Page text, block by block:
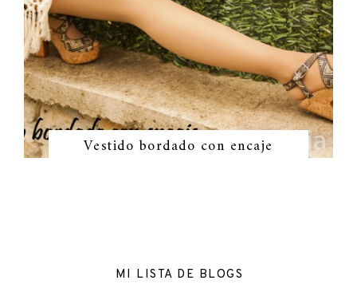
Vestido bordado con encaje
MI LISTA DE BLOGS